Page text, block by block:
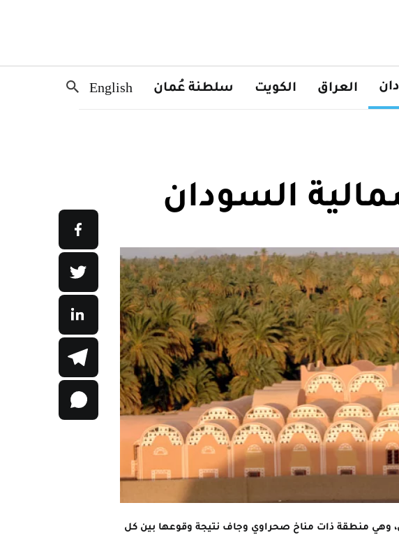
العراق الكويت سلطنة عُمان English
السودان
وهي منطقة ذات مناخ صحراوي وجاف نتيجة وقوعها بين كل